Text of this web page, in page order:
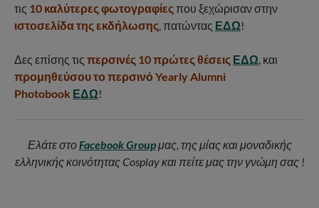
τις 10 καλύτερες φωτογραφίες που ξεχώρισαν στην
ιστοσελίδα της εκδήλωσης, πατώντας ΕΔΩ!
Δες επίσης τις περσινές 10 πρώτες θέσεις ΕΔΩ, και
προμηθεύσου το περσινό Yearly Alumni
Photobook ΕΔΩ!
Ελάτε στοFacebook Groupμας, της μίας και μοναδικής
ελληνικής κοινότητας Cosplay και πείτε μας την γνώμη σας !